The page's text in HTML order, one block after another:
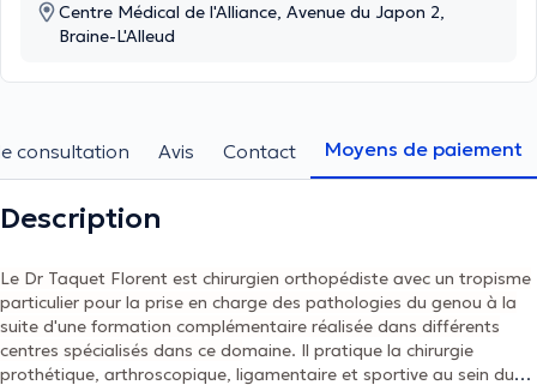
Centre Médical de l'Alliance, Avenue du Japon 2,
Braine-L'Alleud
consultation Avis Contact Moyens de paiement
Description
Le Dr Taquet Florent est chirurgien orthopédiste avec un tropisme
particulier pour la prise en charge des pathologies du genou à la
suite d'une formation complémentaire réalisée dans différents
centres spécialisés dans ce domaine. Il pratique la chirurgie
prothétique, arthroscopique, ligamentaire et sportive au sein du